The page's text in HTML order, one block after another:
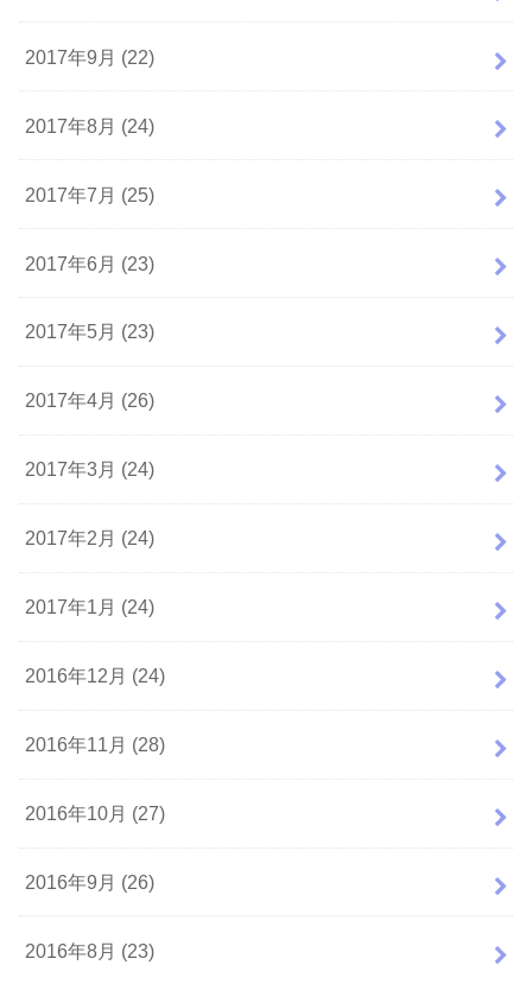
2017年9月 (22)
2017年8月 (24)
2017年7月 (25)
2017年6月 (23)
2017年5月 (23)
2017年4月 (26)
2017年3月 (24)
2017年2月 (24)
2017年1月 (24)
2016年12月 (24)
2016年11月 (28)
2016年10月 (27)
2016年9月 (26)
2016年8月 (23)